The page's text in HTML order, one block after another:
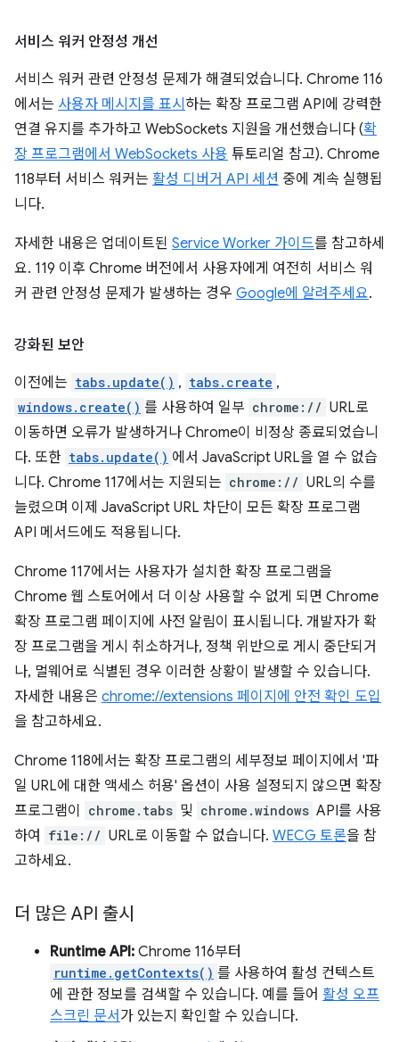
서비스 워커 안정성 개선
서비스 워커 관련 안정성 문제가 해결되었습니다. Chrome 116
에서는 사용자 메시지를 표시 하는 확장 프로그램 API에 강력한
연결 유지를 추가하고 WebSockets 지원을 개선했습니다 (확
장 프로그램에서 WebSockets 사용 튜토리얼 참고). Chrome
118부터 서비스 워커는 활성 디버거 API 세션 중에 계속 실행됩
니다.
자세한 내용은 업데이트된 Service Worker 가이드를 참고하세
요. 119 이후 Chrome 버전에서 사용자에게 여전히 서비스 워
커 관련 안정성 문제가 발생하는 경우 Google에 알려주세요.
강화된 보안
이전에는 tabs.update() , tabs.create ,
windows.create() 를 사용하여 일부 chrome:// URL로
이동하면 오류가 발생하거나 Chrome이 비정상 종료되었습니
다. 또한 tabs.update() 에서 JavaScript URL을 열 수 없습
니다. Chrome 117에서는 지원되는 chrome:// URL의 수를
늘렸으며 이제 JavaScript URL 차단이 모든 확장 프로그램
API 메서드에도 적용됩니다.
Chrome 117에서는 사용자가 설치한 확장 프로그램을
Chrome 웹 스토어에서 더 이상 사용할 수 없게 되면 Chrome
확장 프로그램 페이지에 사전 알림이 표시됩니다. 개발자가 확
장 프로그램을 게시 취소하거나, 정책 위반으로 게시 중단되거
나, 멀웨어로 식별된 경우 이러한 상황이 발생할 수 있습니다.
자세한 내용은 chrome://extensions 페이지에 안전 확인 도입
을 참고하세요.
Chrome 118에서는 확장 프로그램의 세부정보 페이지에서 '파
일 URL에 대한 액세스 허용' 옵션이 사용 설정되지 않으면 확장
프로그램이
chrome.tabs 및 chrome.windows API를 사용
하여
file:// URL로 이동할 수 없습니다. WECG 토론을 참
고하세요.
더 많은 API 출시
Runtime API: Chrome 116부터
runtime.getContexts() 를 사용하여 활성 컨텍스트
에 관한 정보를 검색할 수 있습니다. 예를 들어 활성 오프
스크린 문서 가 있는지 확인할 수 있습니다.